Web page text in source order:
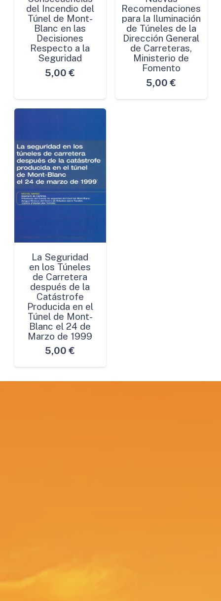
del Incendio del
Túnel de Mont-
Blanc en las
Decisiones
Respecto a la
Seguridad
5,00 €
Recomendaciones
para la Iluminación
de Túneles de la
Dirección General
de Carreteras,
Ministerio de
Fomento
5,00 €
La Seguridad
en los Túneles
de Carretera
después de la
Catástrofe
Producida en el
Túnel de Mont-
Blanc el 24 de
Marzo de 1999
5,00 €